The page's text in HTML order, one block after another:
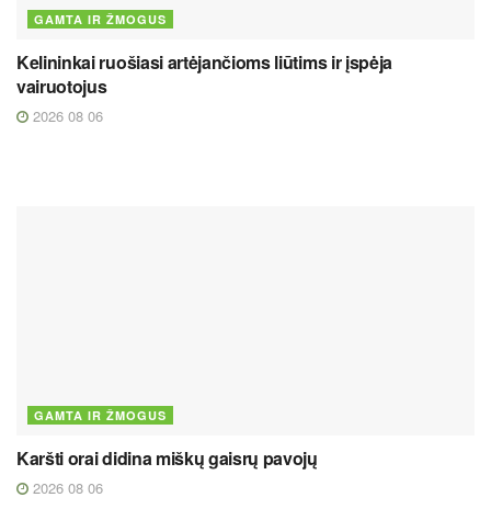
GAMTA IR ŽMOGUS
Kelininkai ruošiasi artėjančioms liūtims ir įspėja
vairuotojus
2026 08 06
GAMTA IR ŽMOGUS
Karšti orai didina miškų gaisrų pavojų
2026 08 06